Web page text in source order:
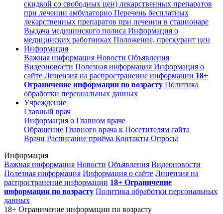
скидкой со свободных цен) лекарственных препаратов
при лечении амбулаторно Перечень бесплатных
лекарственных препаратов при лечении в стационаре
Выдача медицинского полиса Информация о
медицинских работниках Положение, прескурант цен
Информация
Важная информация Новости Объявления
Видеоновости Полезная информация Информация о
сайте Лицензия на распространение информации 18+
Ограничение информации по возрасту Политика
обработки персональных данных
Учреждение
Главный врач
Информация о Главном враче
Обращение Главного врача к Посетителям сайта
Врачи Расписание приёма Контакты Опросы
Информация
Важная информация Новости Объявления Видеоновости
Полезная информация Информация о сайте Лицензия на
распространение информации 18+ Ограничение
информации по возрасту Политика обработки персональных
данных
18+ Ограничение информации по возрасту